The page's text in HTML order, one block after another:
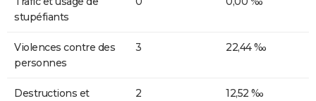
stupéfiants
Violences contre des
personnes
3 22,44 ‰
Destructions et
2 12,52 ‰